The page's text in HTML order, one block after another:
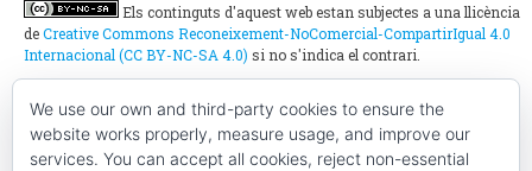
Els continguts d'aquest web estan subjectes a una llicència
deCreative Commons Reconeixement-NoComercial-CompartirIgual 4.0
Internacional (CC BY-NC-SA 4.0) si no s'indica el contrari.
Ho belluguen tot plegats:
We use our own and third-party cookies to ensure the
website works properly, measure usage, and improve our
services. You can accept all cookies, reject non-essential